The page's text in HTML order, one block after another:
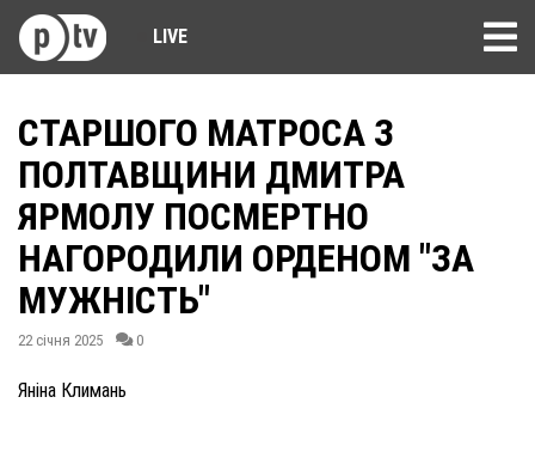
LIVE
СТАРШОГО МАТРОСА З
ПОЛТАВЩИНИ ДМИТРА
ЯРМОЛУ ПОСМЕРТНО
НАГОРОДИЛИ ОРДЕНОМ "ЗА
МУЖНІСТЬ"
22 січня 2025 0
Яніна Климань